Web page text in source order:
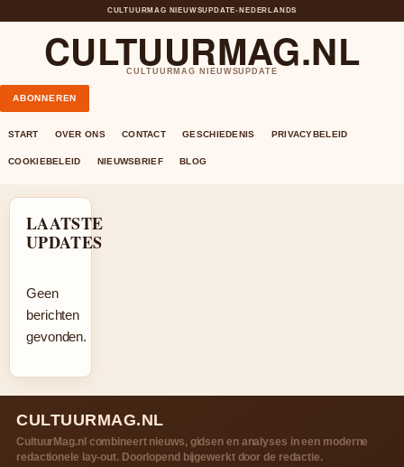
CULTUURMAG NIEUWSUPDATE• NEDERLANDS
CULTUURMAG.NL
CULTUURMAG NIEUWSUPDATE
ABONNEREN
START OVER ONS CONTACT GESCHIEDENIS PRIVACYBELEID
COOKIEBELEID NIEUWSBRIEF BLOG
LAATSTE
UPDATES
Geen
berichten
gevonden.
CULTUURMAG.NL
CultuurMag.nl combineert nieuws, gidsen en analyses in een moderne
redactionele lay-out. Doorlopend bijgewerkt door de redactie.